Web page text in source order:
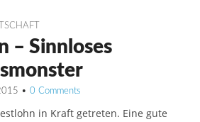
– Sinnloses
• 0 Comments
in Kraft getreten. Eine gute